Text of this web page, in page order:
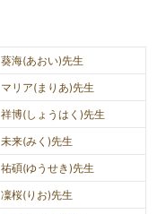
葵海(あおい)先生
マリア(まりあ)先生
祥博(しょうはく)先生
未来(みく)先生
祐碩(ゆうせき)先生
凜桜(りお)先生